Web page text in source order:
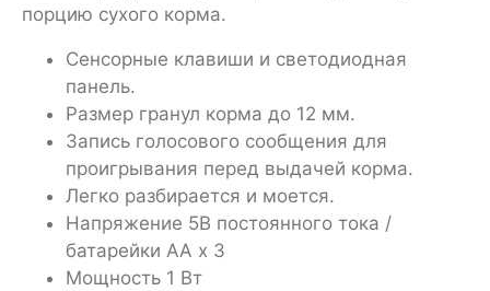
порцию сухого корма.
Сенсорные клавиши и светодиодная
панель.
Размер гранул корма до 12 мм.
Запись голосового сообщения для
проигрывания перед выдачей корма.
Легко разбирается и моется.
Напряжение 5В постоянного тока /
батарейки АА x 3
Мощность 1 Вт